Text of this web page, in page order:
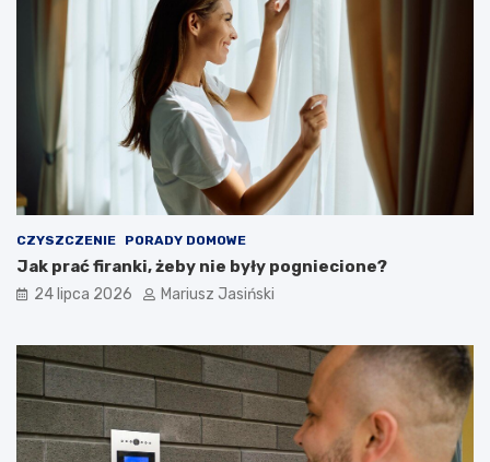
CZYSZCZENIE PORADY DOMOWE
Jak prać firanki, żeby nie były pogniecione?
24 lipca 2026 Mariusz Jasiński